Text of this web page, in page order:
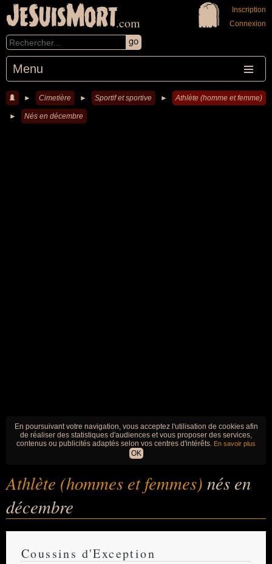
JeSuisMort.com
Menu
Inscription
Connexion
► Cimetière ► Sportif et sportive ► Athlète (homme et femme)
► Nés en décembre
En poursuivant votre navigation, vous acceptez l'utilisation de cookies afin
de réaliser des statistiques d'audiences et vous proposer des services,
contenus ou publicités adaptés selon vos centres d'intérêts. En savoir plus
OK
Athlète (hommes et femmes) nés en
décembre
Coussins d'Exception